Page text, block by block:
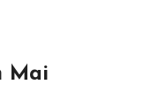
Mai